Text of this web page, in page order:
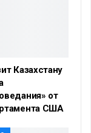
Казахстану
от
США